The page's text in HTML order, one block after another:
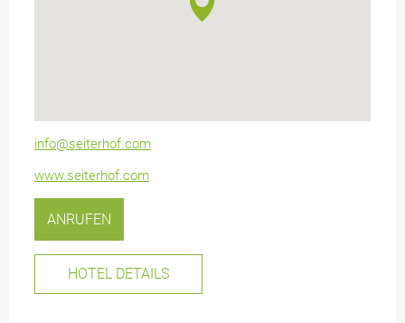
info@seiterhof.com
www.seiterhof.com
ANRUFEN
HOTEL DETAILS